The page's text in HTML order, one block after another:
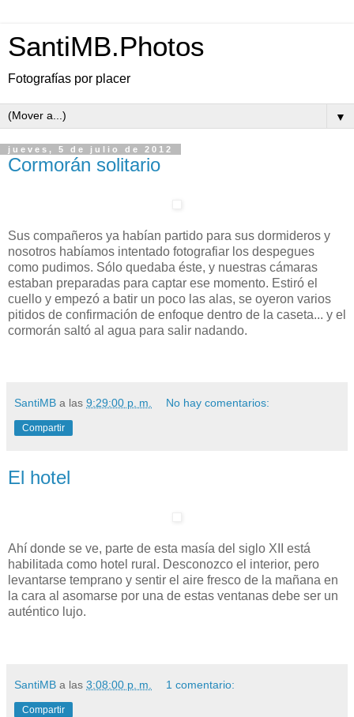
SantiMB.Photos
Fotografías por placer
▼
jueves, 5 de julio de 2012
Cormorán solitario
Sus compañeros ya habían partido para sus dormideros y
nosotros habíamos intentado fotografiar los despegues
como pudimos. Sólo quedaba éste, y nuestras cámaras
estaban preparadas para captar ese momento. Estiró el
cuello y empezó a batir un poco las alas, se oyeron varios
pitidos de confirmación de enfoque dentro de la caseta... y el
cormorán saltó al agua para salir nadando.
SantiMB a las 9:29:00 p. m. No hay comentarios:
Compartir
El hotel
Ahí donde se ve, parte de esta masía del siglo XII está
habilitada como hotel rural. Desconozco el interior, pero
levantarse temprano y sentir el aire fresco de la mañana en
la cara al asomarse por una de estas ventanas debe ser un
auténtico lujo.
SantiMB a las 3:08:00 p. m. 1 comentario:
Compartir